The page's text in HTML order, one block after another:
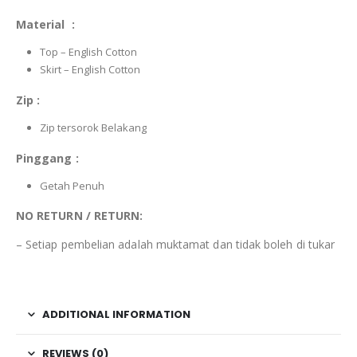
Material :
Top – English Cotton
Skirt – English Cotton
Zip :
Zip tersorok Belakang
Pinggang :
Getah Penuh
NO RETURN / RETURN:
– Setiap pembelian adalah muktamat dan tidak boleh di tukar
ADDITIONAL INFORMATION
REVIEWS (0)